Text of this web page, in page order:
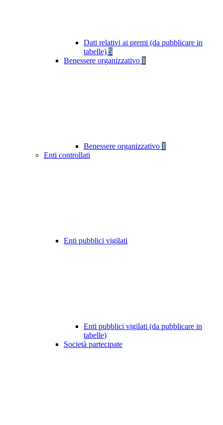
Dati relativi ai premi (da pubblicare in
tabelle) 5
Benessere organizzativo 1
Benessere organizzativo 1
Enti controllati
Enti pubblici vigilati
Enti pubblici vigilati (da pubblicare in
tabelle)
Società partecipate